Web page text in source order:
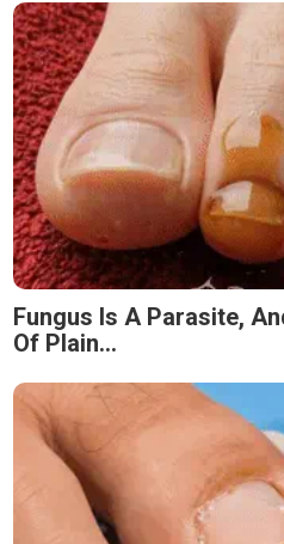
Fungus Is A Parasite,
Of Plain...